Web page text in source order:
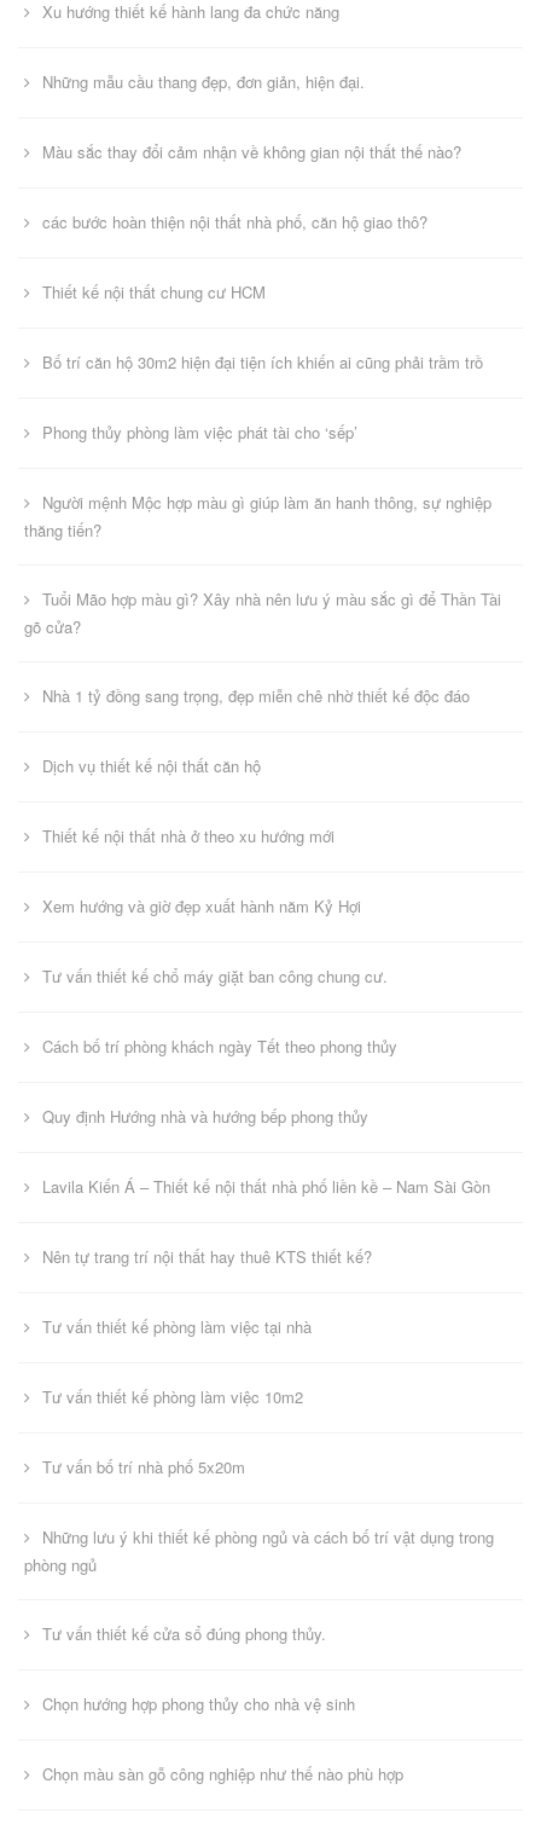
Xu hướng thiết kế hành lang đa chức năng
Những mẫu cầu thang đẹp, đơn giản, hiện đại.
Màu sắc thay đổi cảm nhận về không gian nội thất thế nào?
các bước hoàn thiện nội thất nhà phố, căn hộ giao thô?
Thiết kế nội thất chung cư HCM
Bố trí căn hộ 30m2 hiện đại tiện ích khiến ai cũng phải trầm trồ
Phong thủy phòng làm việc phát tài cho ‘sếp’
Người mệnh Mộc hợp màu gì giúp làm ăn hanh thông, sự nghiệp
thăng tiến?
Tuổi Mão hợp màu gì? Xây nhà nên lưu ý màu sắc gì để Thần Tài
gõ cửa?
Nhà 1 tỷ đồng sang trọng, đẹp miễn chê nhờ thiết kế độc đáo
Dịch vụ thiết kế nội thất căn hộ
Thiết kế nội thất nhà ở theo xu hướng mới
Xem hướng và giờ đẹp xuất hành năm Kỷ Hợi
Tư vấn thiết kế chổ máy giặt ban công chung cư.
Cách bố trí phòng khách ngày Tết theo phong thủy
Quy định Hướng nhà và hướng bếp phong thủy
Lavila Kiến Á – Thiết kế nội thất nhà phố liền kề – Nam Sài Gòn
Nên tự trang trí nội thất hay thuê KTS thiết kế?
Tư vấn thiết kế phòng làm việc tại nhà
Tư vấn thiết kế phòng làm việc 10m2
Tư vấn bố trí nhà phố 5x20m
Những lưu ý khi thiết kế phòng ngủ và cách bố trí vật dụng trong
phòng ngủ
Tư vấn thiết kế cửa sổ đúng phong thủy.
Chọn hướng hợp phong thủy cho nhà vệ sinh
Chọn màu sàn gỗ công nghiệp như thế nào phù hợp